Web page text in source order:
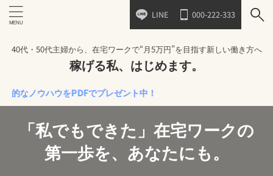
LINE 000-222-333
40代・50代主婦から、在宅ワークで“月5万円”を目指す新しい働き方へ
稼げる私、はじめます。
ハウをPDFでプレゼント中！
「私でもできた」在宅ワークの
第一歩を、あなたにも。